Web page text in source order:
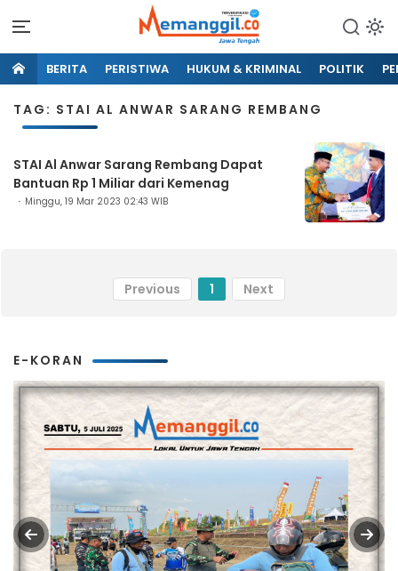
BERITA PERISTIWA HUKUM & KRIMINAL POLITIK
TAG: STAI AL ANWAR SARANG REMBANG
STAI Al Anwar Sarang Rembang Dapat
Bantuan Rp 1 Miliar dari Kemenag
Minggu, 19 Mar 2023 02:43 WIB
Previous 1 Next
E-KORAN